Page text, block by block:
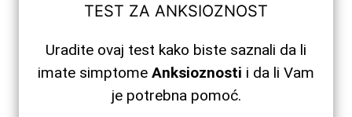
TEST ZA ANKSIOZNOST
Uradite ovaj test kako biste saznali da li
imate simptome Anksioznosti i da li Vam
je potrebna pomoć.